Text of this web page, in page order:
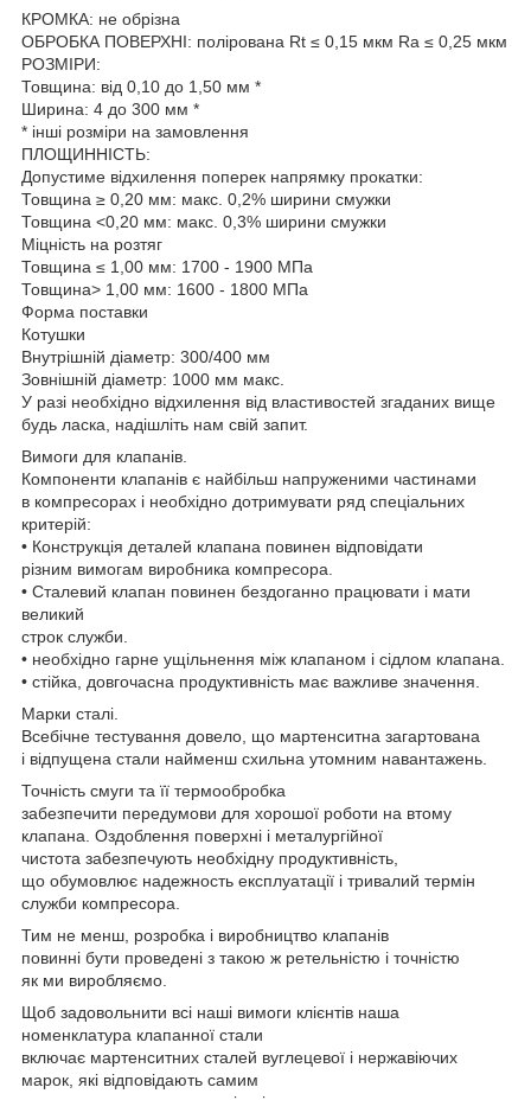
КРОМКА: не обрізна
ОБРОБКА ПОВЕРХНІ: полірована Rt ≤ 0,15 мкм Ra ≤ 0,25 мкм
РОЗМІРИ:
Товщина: від 0,10 до 1,50 мм *
Ширина: 4 до 300 мм *
* інші розміри на замовлення
ПЛОЩИННІСТЬ:
Допустиме відхилення поперек напрямку прокатки:
Товщина ≥ 0,20 мм: макс. 0,2% ширини смужки
Товщина <0,20 мм: макс. 0,3% ширини смужки
Міцність на розтяг
Товщина ≤ 1,00 мм: 1700 - 1900 МПа
Товщина> 1,00 мм: 1600 - 1800 МПа
Форма поставки
Котушки
Внутрішній діаметр: 300/400 мм
Зовнішній діаметр: 1000 мм макс.
У разі необхідно відхилення від властивостей згаданих вище
будь ласка, надішліть нам свій запит.
Вимоги для клапанів.
Компоненти клапанів є найбільш напруженими частинами
в компресорах і необхідно дотримувати ряд спеціальних
критерій:
• Конструкція деталей клапана повинен відповідати
різним вимогам виробника компресора.
• Сталевий клапан повинен бездоганно працювати і мати
великий
строк служби.
• необхідно гарне ущільнення між клапаном і сідлом клапана.
• стійка, довгочасна продуктивність має важливе значення.
Марки сталі.
Всебічне тестування довело, що мартенситна загартована
і відпущена стали найменш схильна утомним навантажень.
Точність смуги та її термообробка
забезпечити передумови для хорошої роботи на втому
клапана. Оздоблення поверхні і металургійної
чистота забезпечують необхідну продуктивність,
що обумовлює надежность експлуатації і тривалий термін
служби компресора
Тим не менш, розробка і виробництво клапанів
повинні бути проведені з такою ж ретельністю і точністю
як ми виробляємо.
Щоб задовольнити всі наші вимоги клієнтів наша
номенклатура клапанної стали
включає мартенситних сталей вуглецевої і нержавіючих
марок, які відповідають самим